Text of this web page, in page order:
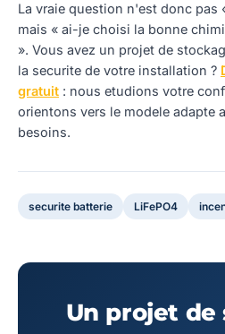
La vraie question n'est donc pas
mais « ai-je choisi la bonne
». Vous avez un projet de
la securite de votre installation ?
gratuit : nous etudions votre
orientons vers le modele adapte
besoins.
securite batterie LiFePO4
Un projet de